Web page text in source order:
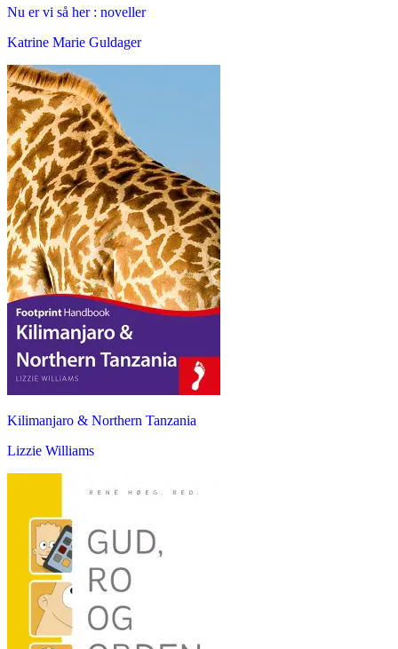
Nu er vi så her : noveller
Katrine Marie Guldager
Kilimanjaro & Northern Tanzania
Lizzie Williams